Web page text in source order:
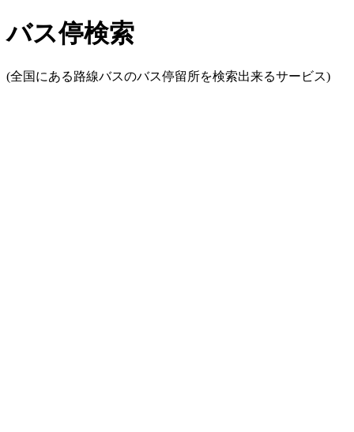
バス停検索
(全国にある路線バスのバス停留所を検索出来るサービス)